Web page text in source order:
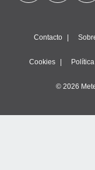
Contacto
Cookies
© 2026